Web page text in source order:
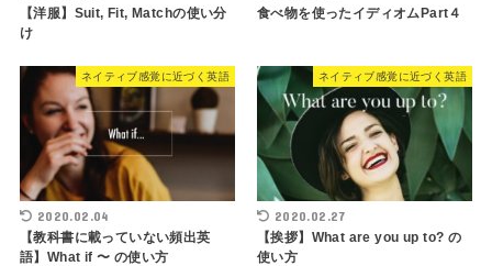
【洋服】Suit, Fit, Matchの使い分
け
食べ物を使ったイディオムPart４
ネイティブ感覚に近づく英語
2020.02.04
【教科書に載っていない頻出英
語】What if 〜 の使い方
ネイティブ感覚に近づく英語
2020.02.27
【挨拶】What are you up to? の
使い方